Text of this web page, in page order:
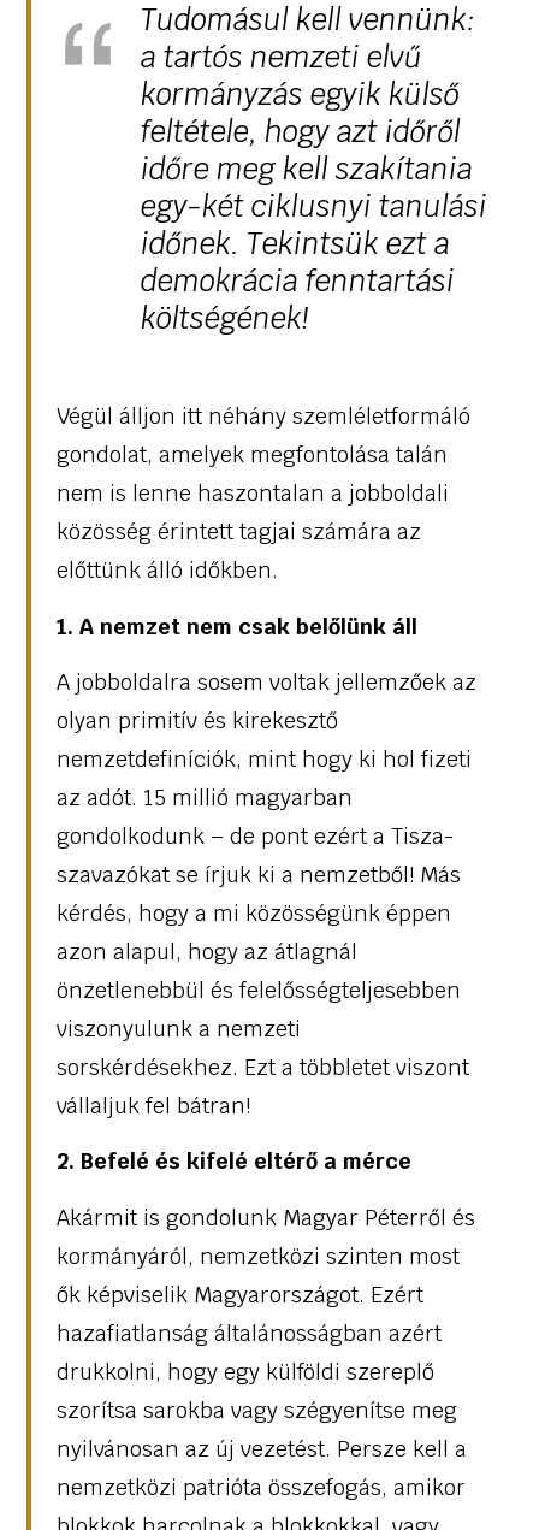
Tudomásul kell vennünk:
a tartós nemzeti elvű
kormányzás egyik külső
feltétele, hogy azt időről
időre meg kell szakítania
egy-két ciklusnyi tanulási
időnek. Tekintsük ezt a
demokrácia fenntartási
költségének!
Végül álljon itt néhány szemléletformáló
gondolat, amelyek megfontolása talán
nem is lenne haszontalan a jobboldali
közösség érintett tagjai számára az
előttünk álló időkben.
1. A nemzet nem csak belőlünk áll
A jobboldalra sosem voltak jellemzőek az
olyan primitív és kirekesztő
nemzetdefiníciók, mint hogy ki hol fizeti
az adót. 15 millió magyarban
gondolkodunk – de pont ezért a Tisza-
szavazókat se írjuk ki a nemzetből! Más
kérdés, hogy a mi közösségünk éppen
azon alapul, hogy az átlagnál
önzetlenebbül és felelősségteljesebben
viszonyulunk a nemzeti
sorskérdésekhez. Ezt a többletet viszont
vállaljuk fel bátran!
2. Befelé és kifelé eltérő a mérce
Akármit is gondolunk Magyar Péterről és
kormányáról, nemzetközi szinten most
ők képviselik Magyarországot. Ezért
hazafiatlanság általánosságban azért
drukkolni, hogy egy külföldi szereplő
szorítsa sarokba vagy szégyenítse meg
nyilvánosan az új vezetést. Persze kell a
nemzetközi patrióta összefogás, amikor